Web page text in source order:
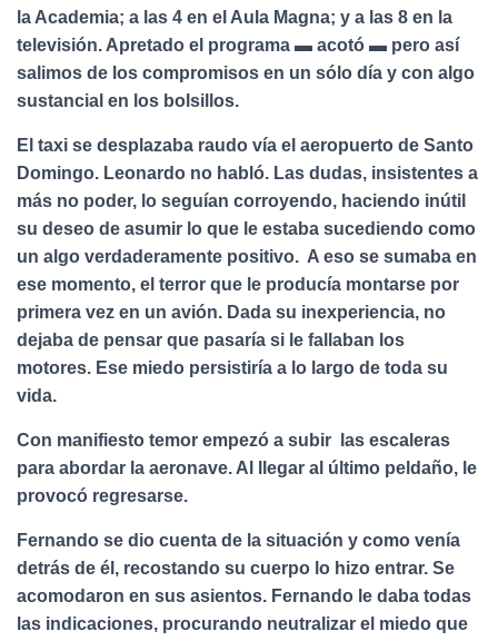
la Academia; a las 4 en el Aula Magna; y a las 8 en la
televisión. Apretado el programa ▬ acotó ▬ pero así
salimos de los compromisos en un sólo día y con algo
sustancial en los bolsillos.
El taxi se desplazaba raudo vía el aeropuerto de Santo
Domingo. Leonardo no habló. Las dudas, insistentes a
más no poder, lo seguían corroyendo, haciendo inútil
su deseo de asumir lo que le estaba sucediendo como
un algo verdaderamente positivo. A eso se sumaba en
ese momento, el terror que le producía montarse por
primera vez en un avión. Dada su inexperiencia, no
dejaba de pensar que pasaría si le fallaban los
motores. Ese miedo persistiría a lo largo de toda su
vida.
Con manifiesto temor empezó a subir las escaleras
para abordar la aeronave. Al llegar al último peldaño, le
provocó regresarse.
Fernando se dio cuenta de la situación y como venía
detrás de él, recostando su cuerpo lo hizo entrar. Se
acomodaron en sus asientos. Fernando le daba todas
las indicaciones, procurando neutralizar el miedo que